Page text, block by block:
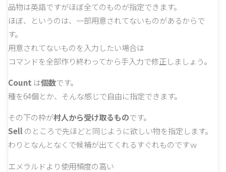
品物は英語ですがほぼ全てのものが指定できます。
ほぼ、というのは、一部用意されてないものがあるからで
す。
用意されてないものを入力したい場合は
コマンドを全部作り終わってから手入力で修正しましょう。
Count は個数です。
種を64個とか、そんな感じで自由に指定できます。
その下の枠が村人から受け取るものです。
Sellのところで先ほどと同じように欲しい物を指定します。
わりとなんとなくで候補が出てくれるすぐれものですｗ
エメラルドより使用頻度の高い